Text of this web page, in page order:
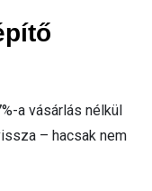
a vásárlás nélkül
– hacsak nem